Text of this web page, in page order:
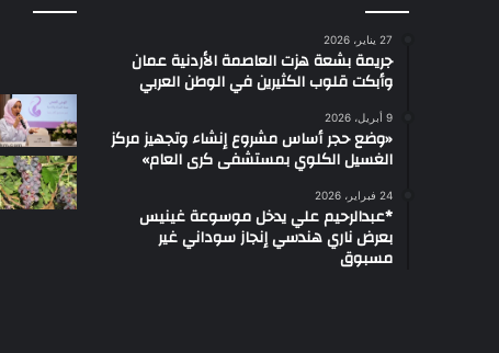
27 يناير، 2026
جريمة بشعة هزت العاصمة الأردنية عمان
وأبكت قلوب الكثيرين في الوطن العربي
9 أبريل، 2026
«وضع حجر أساس مشروع إنشاء وتجهيز مركز
الغسيل الكلوي بمستشفى كرى العام»
24 فبراير، 2026
*عبدالرحيم علي يدخل موسوعة غينيس
بعرض ناري هندسي إنجاز سوداني غير
مسبوق